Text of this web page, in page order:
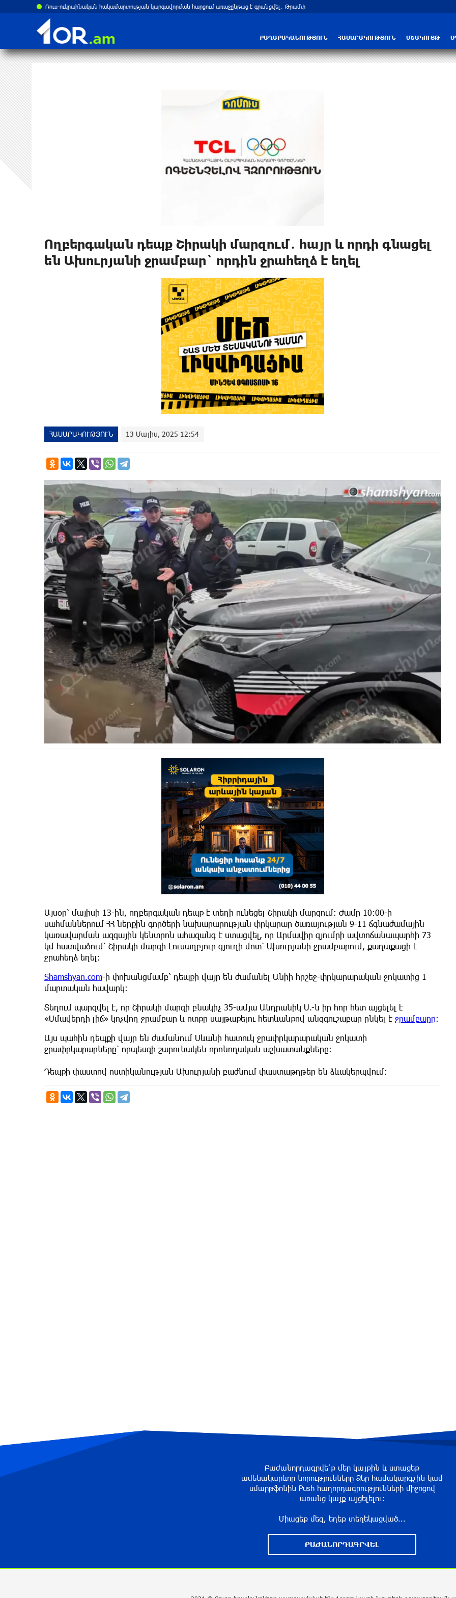
Ռուս-ուկրաինական hակամարտության կարգավորման հարցում առաջընթաց է գրանցվել․ Թրամփ Ճգնաժամն անխուսափելի է. Ի՞նչ
ՔԱՂԱՔԱԿԱՆՈՒԹՅՈՒՆ ՀԱՍԱՐԱԿՈՒԹՅՈՒՆ ՄՇԱԿՈՒՅԹ
Ողբերգական դեպք Շիրակի մարզում․ հայր և որդի գնացել
են Ախուրյանի ջրամբար` որդին ջրահեղձ է եղել
ՀԱՍԱՐԱԿՈՒԹՅՈՒՆ 13 Մայիս, 2025 12:54
Այսօր՝ մայիսի 13-ին, ողբերգական դեպք է տեղի ունեցել Շիրակի մարզում: Ժամը 10:00-ի
սահմաններում ՀՀ ներքին գործերի նախարարության փրկարար ծառայության 9-11 ճգնաժամային
կառավարման ազգային կենտրոն ահազանգ է ստացվել, որ Արմավիր գյումրի ավտոճանապարհի 73
կմ հատվածում՝ Շիրակի մարզի Լուսաղբյուր գյուղի մոտ՝ Ախուրյանի ջրամբարում, քաղաքացի է
ջրահեղձ եղել:
Shamshyan.com-ի փոխանցմամբ՝ դեպքի վայր են ժամանել Անիի հրշեջ-փրկարարական ջոկատից 1
մարտական հավարկ:
Տեղում պարզվել է, որ Շիրակի մարզի բնակիչ 35-ամյա Անդրանիկ Ս.-ն իր հոր հետ այցելել է
«Սմավերդի լիճ» կոչվող ջրամբար և ոտքը սայթաքելու հետևանքով անզգուշաբար ընկել է ջրամբարը:
Այս պահին դեպքի վայր են ժամանում Սևանի հատուկ ջրափրկարարական ջոկատի
ջրափրկարարները՝ որպեսզի շարունակեն որոնողական աշխատանքները:
Դեպքի փաստով ոստիկանության Ախուրյանի բաժնում փաստաթղթեր են ձևակերպվում:
Բաժանորդագրվե՛ք մեր կայքին և ստացեք
ամենակարևոր նորությունները Ձեր համակարգչին կամ
սմարթֆոնին Push հաղորդագրությունների միջոցով
առանց կայք այցելելու։
Միացեք մեզ, եղեք տեղեկացված...
ԲԱԺԱՆՈՐԴԱԳՐՎԵԼ